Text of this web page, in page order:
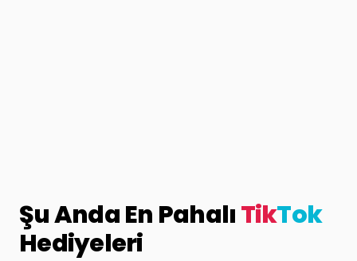
Şu Anda En PahalıTikTok
Hediyeleri